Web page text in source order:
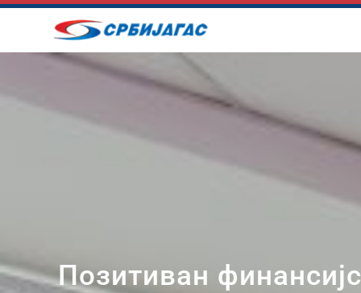
Skip
content
Позитиван